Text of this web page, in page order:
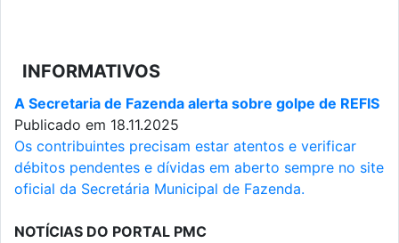
INFORMATIVOS
A Secretaria de Fazenda alerta sobre golpe de REFIS
Publicado em 18.11.2025
Os contribuintes precisam estar atentos e verificar
débitos pendentes e dívidas em aberto sempre no site
oficial da Secretária Municipal de Fazenda.
NOTÍCIAS DO PORTAL PMC